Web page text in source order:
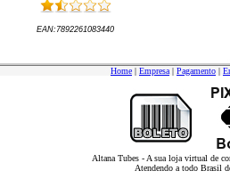
EAN: 7892261083440
Home | Empresa | Pagamento |
Altana Tubes - A sua loja virtual de
Atendendo a todo Brasil